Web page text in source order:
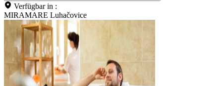
Verfügbar in :
MIRAMARE Luhačovice